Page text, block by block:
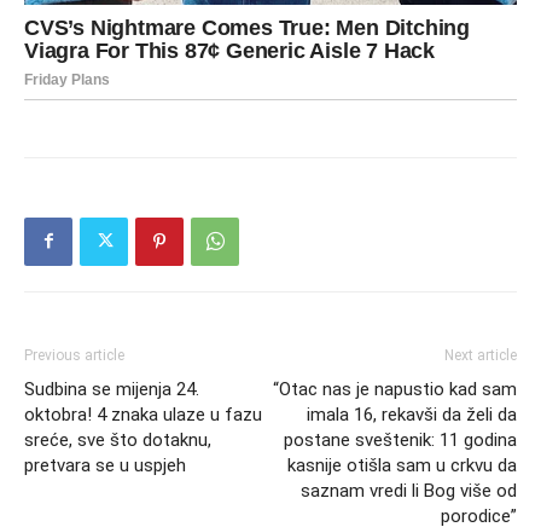
Previous article
Sudbina se mijenja 24.
oktobra! 4 znaka ulaze u fazu
sreće, sve što dotaknu,
pretvara se u uspjeh
Next article
“Otac nas je napustio kad sam
imala 16, rekavši da želi da
postane sveštenik: 11 godina
kasnije otišla sam u crkvu da
saznam vredi li Bog više od
porodice”